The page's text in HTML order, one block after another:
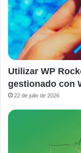
Utilizar WP
gestionado con
22 de julio de 2026